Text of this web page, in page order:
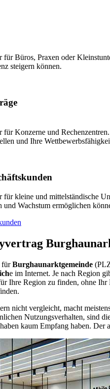
für Büros, Praxen oder
steigern können.
für Konzerne und
und Ihre
für kleine und mittelständische
und Wachstum ermöglichen
fürBurghaunarktgemeinde
e im Internet. Je nach Region
Ihre Region zu finden, ohne
nicht vergleicht, macht
Nutzungsverhalten, sind
kaum Empfang haben.